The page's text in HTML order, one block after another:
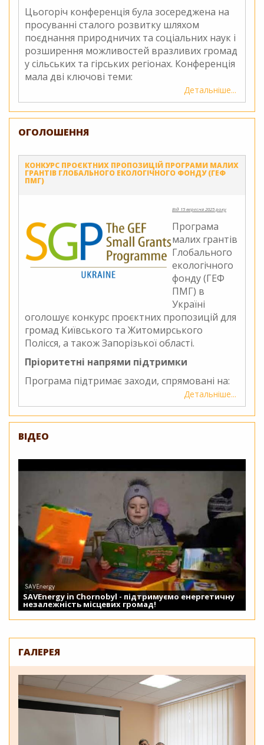
Цьогоріч конференція була зосереджена на
просуванні сталого розвитку шляхом
поєднання природничих та соціальних наук і
розширення можливостей вразливих громад
у сільських та гірських регіонах. Конференція
мала дві ключові теми:
Детальнішепро
Кращі
Україна
ОГОЛОШЕННЯ
КОНКУРС ПРОЄКТНИХ ПРОПОЗИЦІЙ ПРОГРАМИ МАЛИХ
ГРАНТІВ ГЛОБАЛЬНОГО ЕКОЛОГІЧНОГО ФОНДУ (ГЕФ
ПМГ)
Від 15 вересня 2025 року
Програма
малих грантів
Глобального
екологічного
фонду (ГЕФ
ПМГ) в
Україні
оголошує конкурс проєктних пропозицій для
громад Київського та Житомирського
Полісся, а також Запорізької області.
Пріоритетні напрями підтримки
Програма підтримає заходи, спрямовані на:
Детальнішепро
Конкурс
фонду
(ГЕФ
ВІДЕО
SAVEnergy in Chornobyl - підтримуємо енергетичну
незалежність місцевих громад!
ГАЛЕРЕЯ